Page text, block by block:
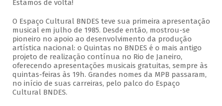
Estamos de volta!
O Espaço Cultural BNDES teve sua primeira apresentação
musical em julho de 1985. Desde então, mostrou-se
pioneiro no apoio ao desenvolvimento da produção
artística nacional: o Quintas no BNDES é o mais antigo
projeto de realização contínua no Rio de Janeiro,
oferecendo apresentações musicais gratuitas, sempre às
quintas-feiras às 19h. Grandes nomes da MPB passaram,
no início de suas carreiras, pelo palco do Espaço
Cultural BNDES.